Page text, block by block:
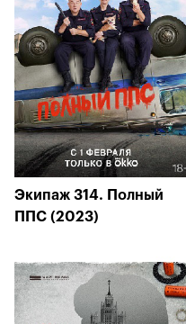
Экипаж 314. Полный
ППС (2023)